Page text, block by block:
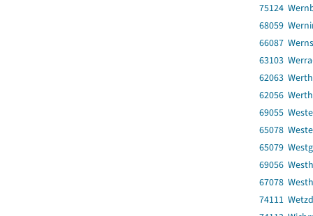
75124
68059
66087
63103
62063
62056
69055
65078
65079
69056
67078
74111